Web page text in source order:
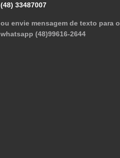
(48) 33487007
ou envie mensagem de texto para o
whatsapp (48)99616-2644